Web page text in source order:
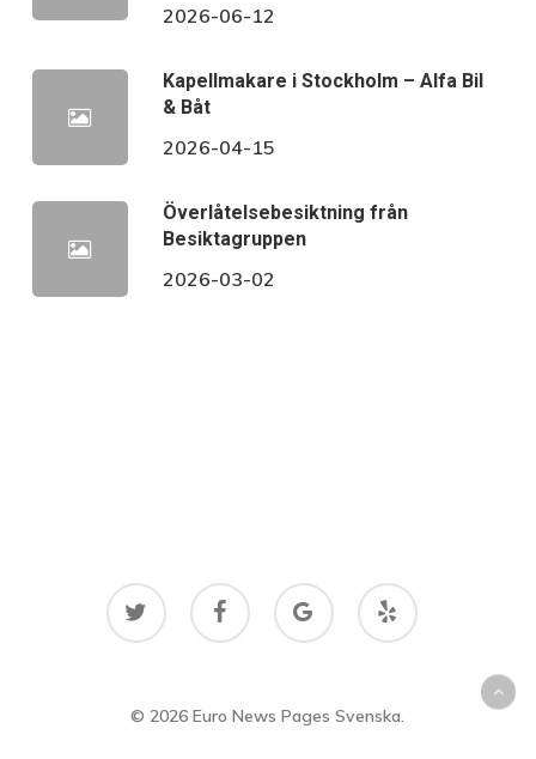
2026-06-12
Kapellmakare i Stockholm – Alfa Bil
& Båt
2026-04-15
Överlåtelsebesiktning från
Besiktagruppen
2026-03-02
twitter facebook
google-
plus
yelp
© 2026 Euro News Pages Svenska.